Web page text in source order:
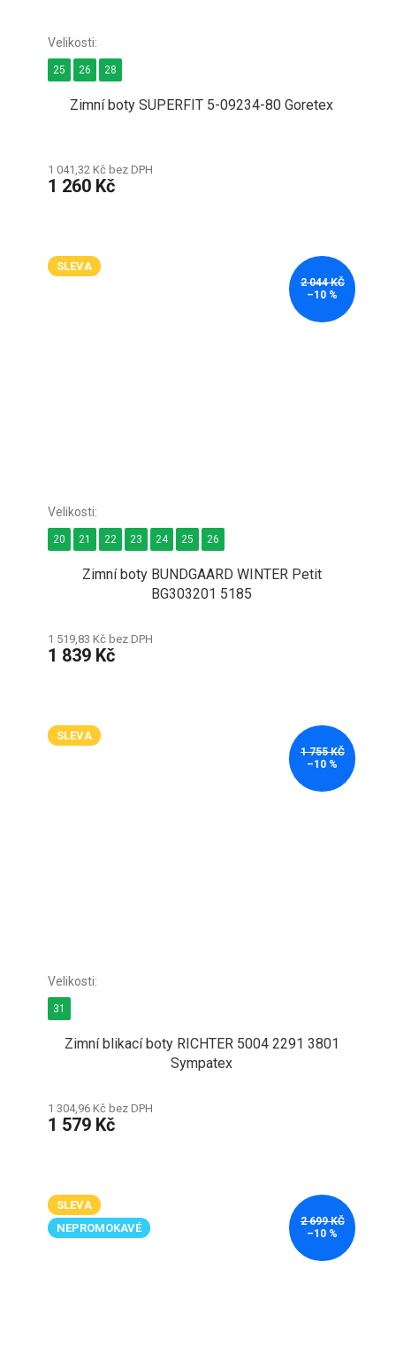
Zimní boty SUPERFIT 5-09234-80 Goretex
1 041,32 Kč bez DPH
1 260 Kč
25 26 28
SLEVA
2 044 KČ
–10 %
Zimní boty BUNDGAARD WINTER Petit
BG303201 5185
1 519,83 Kč bez DPH
1 839 Kč
20 21 22 23 24 25 26
SLEVA
1 755 KČ
–10 %
Zimní blikací boty RICHTER 5004 2291 3801
Sympatex
1 304,96 Kč bez DPH
1 579 Kč
31
SLEVA
NEPROMOKAVÉ
2 699 KČ
–10 %